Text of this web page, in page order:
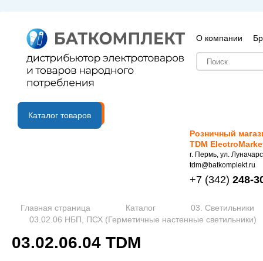
О компании
B2B портал
Каталог товаров
Розничный
TDM
г. Пермь, ул.
tdm@batkomplekt.ru
+7 (342) 248-
Главная страница Каталог
03. Светильники
03.02.06 НБП, ПСХ (Герметичные настенные светильники)
03.02.06.04 TDM